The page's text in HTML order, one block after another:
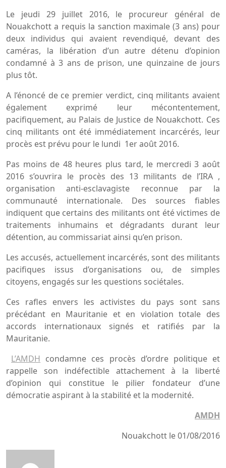
Le jeudi 29 juillet 2016, le procureur général de
Nouakchott a requis la sanction maximale (3 ans) pour
deux individus qui avaient revendiqué, devant des
caméras, la libération d’un autre détenu d’opinion
condamné à 3 ans de prison, une quinzaine de jours
plus tôt.
A l’énoncé de ce premier verdict, cinq militants avaient
également exprimé leur mécontentement,
pacifiquement, au Palais de Justice de Nouakchott. Ces
cinq militants ont été immédiatement incarcérés, leur
procès est prévu pour le lundi 1er août 2016.
Pas moins de 48 heures plus tard, le mercredi 3 août
2016 s’ouvrira le procès des 13 militants de l’IRA ,
organisation anti-esclavagiste reconnue par la
communauté internationale. Des sources fiables
indiquent que certains des militants ont été victimes de
traitements inhumains et dégradants durant leur
détention, au commissariat ainsi qu’en prison.
Les accusés, actuellement incarcérés, sont des militants
pacifiques issus d’organisations ou, de simples
citoyens, engagés sur les questions sociétales.
Ces rafles envers les activistes du pays sont sans
précédant en Mauritanie et en violation totale des
accords internationaux signés et ratifiés par la
Mauritanie.
L’AMDH condamne ces procès d’ordre politique et
rappelle son indéfectible attachement à la liberté
d’opinion qui constitue le pilier fondateur d’une
démocratie aspirant à la stabilité et la modernité.
AMDH
Nouakchott le 01/08/2016